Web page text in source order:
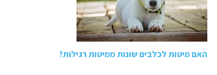
האם מיטות לכלבים שונות ממיטות רגילות?